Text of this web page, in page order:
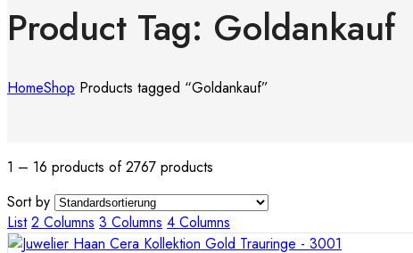
Product Tag: Goldankauf
HomeShop Products tagged “Goldankauf”
1 – 16 products of 2767 products
Sort by
List 2 Columns 3 Columns 4 Columns